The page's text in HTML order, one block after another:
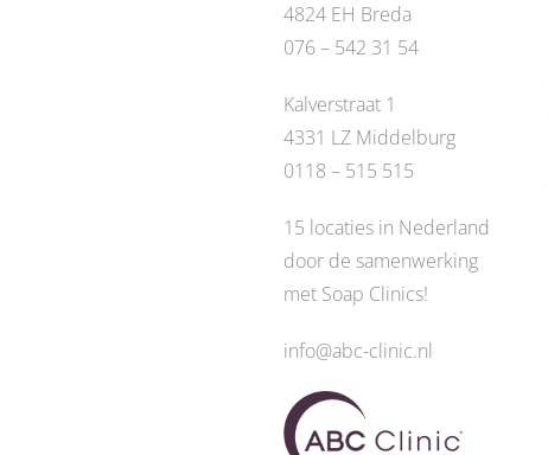
4824 EH Breda
076 – 542 31 54
Kalverstraat 1
4331 LZ Middelburg
0118 – 515 515
15 locaties in Nederland
door de samenwerking
met Soap Clinics!
info@abc-clinic.nl